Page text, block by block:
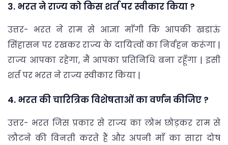
3. भरत ने राज्य को किस शर्त पर स्वीकार किया ?
उत्तर- भरत ने राम से आज्ञा माँगी कि आपकी खडाऊं
सिंहासन पर रखकर राज्य के दायित्वों का निर्वहन करूंगा |
राज्य आपका रहेगा, मैं आपका प्रतिनिधि बना रहूँगा | इसी
शर्त पर भरत ने राज्य स्वीकार किया |
4. भरत की चारित्रिक विशेषताओं का वर्णन कीजिए ?
उत्तर- भरत जिस प्रकार से राज्य का लोभ छोड़कर राम से
लौटने की विनती करते हैं और अपनी माँ का सारा दोष